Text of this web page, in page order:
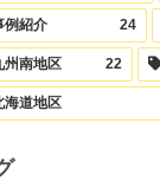
例紹介 24
州南地区 22
海道地区